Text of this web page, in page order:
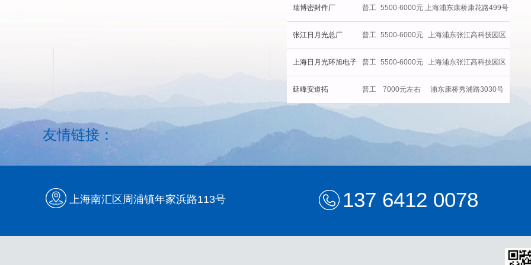
瑞博密封件厂 普工 5500-6000元 上海浦东康桥康花路499号
张江日月光总厂 普工 5500-6000元 上海浦东张江高科技园区
上海日月光环旭电子 普工 5500-6000元 上海浦东张江高科技园区
延峰安道拓 普工 7000元左右 浦东康桥秀浦路3030号
友情链接：
上海南汇区周浦镇年家浜路113号 137 6412 0078